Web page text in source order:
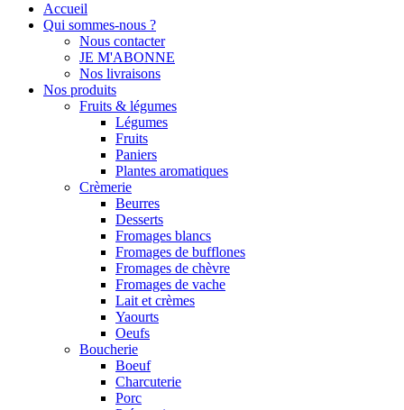
Accueil
Qui sommes-nous ?
Nous contacter
JE M'ABONNE
Nos livraisons
Nos produits
Fruits & légumes
Légumes
Fruits
Paniers
Plantes aromatiques
Crèmerie
Beurres
Desserts
Fromages blancs
Fromages de bufflones
Fromages de chèvre
Fromages de vache
Lait et crèmes
Yaourts
Oeufs
Boucherie
Boeuf
Charcuterie
Porc